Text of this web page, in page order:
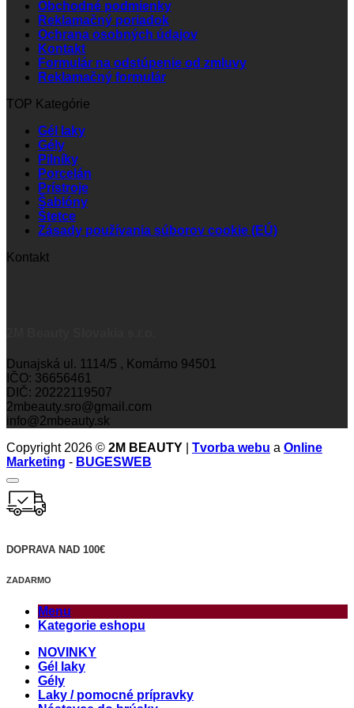
Obchodné podmienky
Reklamačný poriadok
Ochrana osobných údajov
Kontakt
Formulár na odstúpenie od zmluvy
Reklamačný formulár
TOP Kategórie
Gél laky
Gély
Pilníky
Porcelán
Prístroje
Šablóny
Štetce
Zásady používania súborov cookie (EÚ)
Kontakt
Dunajská ul. 1114/5 , Komárno 94501
IČO: 36656461
DIČ: 20222119507
2mbeauty.sro@gmail.com
info@2mbeauty.sk
Copyright 2026 © 2M BEAUTY Tvorba webu a Online
Marketing - BUGESWEB
DOPRAVA NAD 100€
ZADARMO
Menu
Kategorie eshopu
NOVINKY
Gél laky
Gély
Laky / pomocné prípravky